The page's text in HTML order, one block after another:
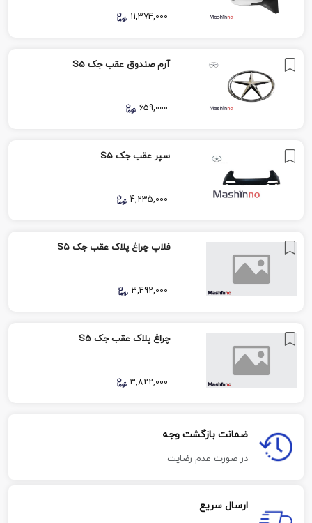
11,374,000
آرم صندوق عقب جک S5
659,000
سپر عقب جک S5
4,235,000
فلاپ چراغ پلاک عقب جک S5
3,492,000
چراغ پلاک عقب جک S5
3,822,000
ضمانت بازگشت وجه
در صورت عدم رضایت
ارسال سریع